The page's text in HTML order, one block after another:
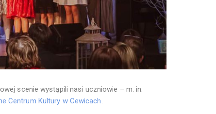
scenie wystąpili nasi uczniowie – m. in.
Centrum Kultury w Cewicach.